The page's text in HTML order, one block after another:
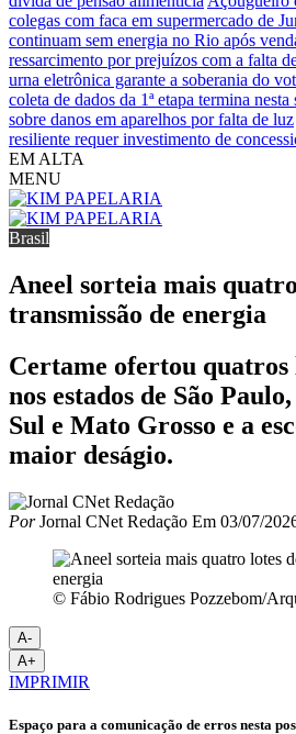
colegas com faca em supermercado de
continuam sem energia no Rio após
ressarcimento por prejuízos com a falta
urna eletrônica garante a soberania do
coleta de dados da 1ª etapa termina nesta
sobre danos em aparelhos por falta de luz
resiliente requer investimento de
EM ALTA
MENU
Brasil
Aneel sorteia mais
transmissão de energia
Certame ofertou quatros
nos estados de São
Sul e Mato Grosso e a
maior deságio.
PorJornal CNet Redação Em 03/07/
© Fábio Rodrigues Pozzebom/
A-
A+
IMPRIMIR
Espaço para a comunicação de erros nesta